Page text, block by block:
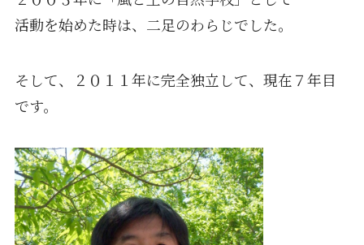
活動を始めた時は、二足のわらじでした。
そして、２０１１年に完全独立して、現在７年目
です。